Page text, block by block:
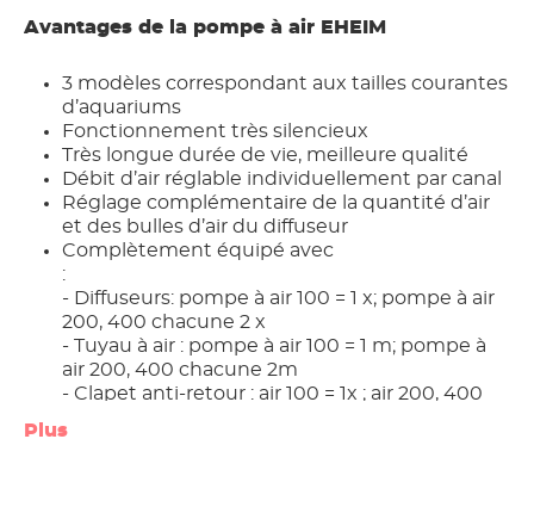
Avantages de la pompe à air EHEIM
3 modèles correspondant aux tailles courantes
d’aquariums
Fonctionnement très silencieux
Très longue durée de vie, meilleure qualité
Débit d’air réglable individuellement par canal
Réglage complémentaire de la quantité d’air
et des bulles d’air du diffuseur
Complètement équipé avec
:
- Diffuseurs: pompe à air 100 = 1 x; pompe à air
200, 400 chacune 2 x
- Tuyau à air : pompe à air 100 = 1 m; pompe à
air 200, 400 chacune 2m
- Clapet anti-retour : air 100 = 1x ; air 200, 400
- Y-pièce : air 200, 400 chacun 1x (Diffuseurs
Plus